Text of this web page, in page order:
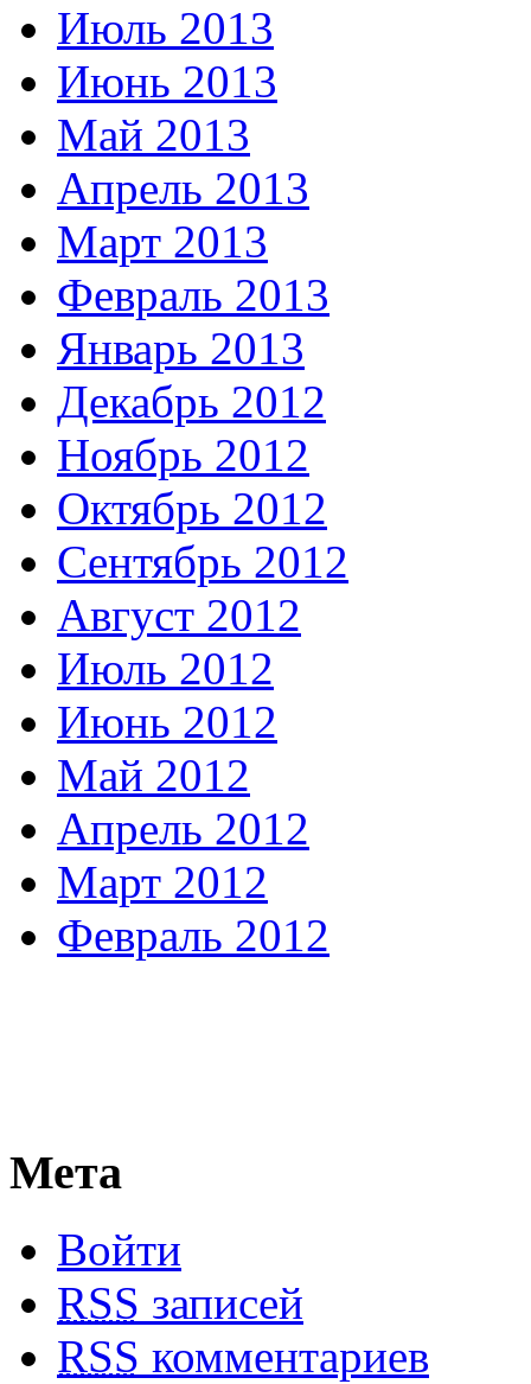
Июль 2013
Июнь 2013
Май 2013
Апрель 2013
Март 2013
Февраль 2013
Январь 2013
Декабрь 2012
Ноябрь 2012
Октябрь 2012
Сентябрь 2012
Август 2012
Июль 2012
Июнь 2012
Май 2012
Апрель 2012
Март 2012
Февраль 2012
Мета
Войти
RSS записей
RSS комментариев